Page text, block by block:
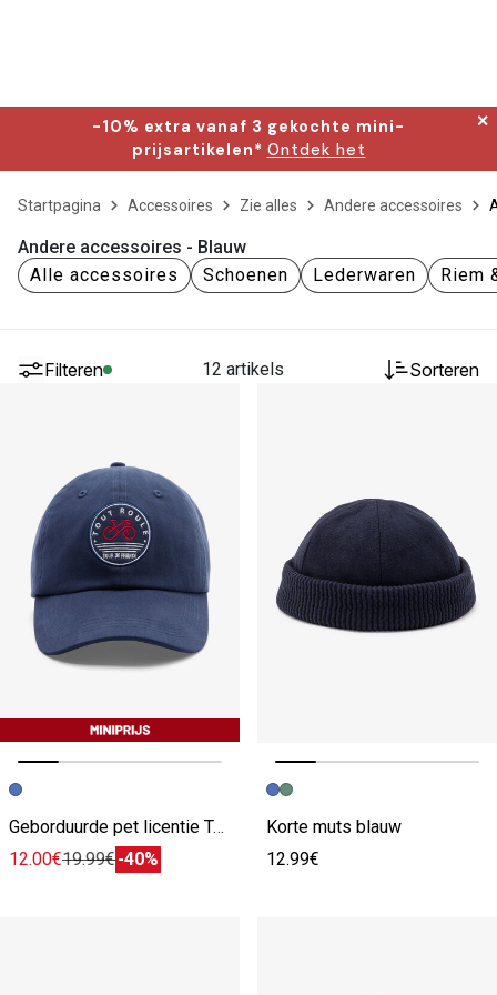
-10% extra vanaf 3 gekochte mini-
prijsartikelen* Ontdek het
✕
Startpagina Accessoires Zie alles Andere accessoires
Andere accessoires - Blauw
Alle accessoires
Schoenen Lederwaren Riem
Filteren 12 artikels Sorteren
Vorige afbeelding
Volgende beeld
Geborduurde pet licentie Tour de France blauw
12.00€19.99€-40%
Vorige afbeelding
Volgende beeld
Korte muts blauw
12.99€